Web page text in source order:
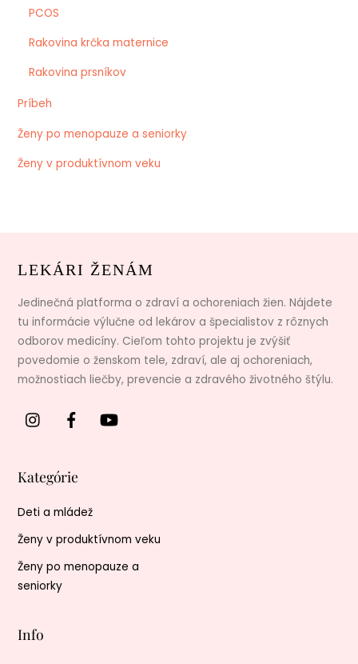
PCOS
Rakovina krčka maternice
Rakovina prsníkov
Príbeh
Ženy po menopauze a seniorky
Ženy v produktívnom veku
LEKÁRI ŽENÁM
Jedinečná platforma o zdraví a ochoreniach žien. Nájdete
tu informácie výlučne od lekárov a špecialistov z rôznych
odborov medicíny. Cieľom tohto projektu je zvýšiť
povedomie o ženskom tele, zdraví, ale aj ochoreniach,
možnostiach liečby, prevencie a zdravého životného štýlu.
Kategórie
Deti a mládež
Ženy v produktívnom veku
Ženy po menopauze a
seniorky
Info